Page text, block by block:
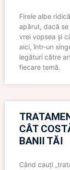
Firele albe
apărut, dacă
vrei vopsea și
aici, într-un
legături către
fiecare temă.
CÂT
BANII TĂI
Când cauți